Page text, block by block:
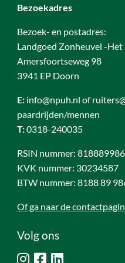
Bezoekadres
Bezoek- en postadres:
Landgoed Zonheuvel -
Amersfoortseweg 98
3941 EP Doorn
E:info@npuh.nl of
paardrijden/mennen
T:0318-240035
RSIN nummer: 818889986
KVK nummer: 30234587
BTW nummer: 8188 89
Of ga naar de
Volg ons